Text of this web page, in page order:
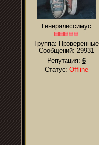
Генералиссимус
Группа: Проверенные
Сообщений: 29931
Репутация: 6
Статус: Offline